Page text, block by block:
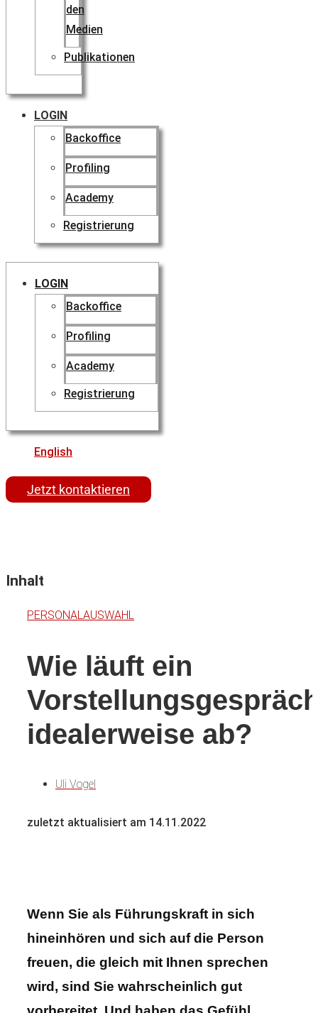
den
Medien
Publikationen
LOGIN
Backoffice
Profiling
Academy
Registrierung
LOGIN
Backoffice
Profiling
Academy
Registrierung
English
Jetzt kontaktieren
Inhalt
PERSONALAUSWAHL
Wie läuft ein
idealerweise ab?
Uli Vogel
zuletzt aktualisiert am 14.11.2022
Wenn Sie als Führungskraft in sich
hineinhören und sich auf die Person
freuen, die gleich mit Ihnen sprechen
wird, sind Sie wahrscheinlich gut